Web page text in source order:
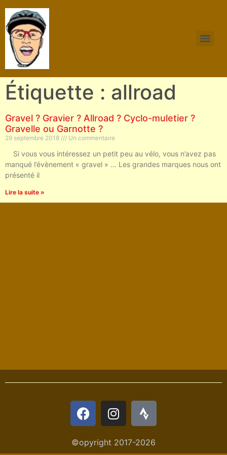
Étiquette : allroad
Gravel ? Gravier ? Allroad ? Cyclo-muletier ?
Gravelle ou Garnotte ?
29 septembre 2018 Un commentaire
Si vous vous intéressez un petit peu au vélo, vous n’avez pas
manqué l’évènement « gravel » … Les grandes marques nous ont
présenté il
Lire la suite »
©opyright 2017-2026